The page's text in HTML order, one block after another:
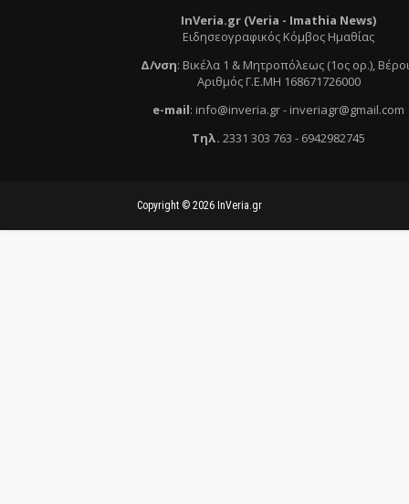
InVeria.gr (Veria - Ιmathia News)
Ειδησεογραφικός Κόμβος Ημαθίας
Δ/νση: Βικέλα 1 & Μητροπόλεως (1ος ορ.),
Αριθμός Γ.Ε.ΜΗ 168671726000
e-mail: info@inveria.gr- inveriagr@gmail.com
Τηλ. 2331 303 763 - 6942982745
Copyright © 2026 InVeria.gr